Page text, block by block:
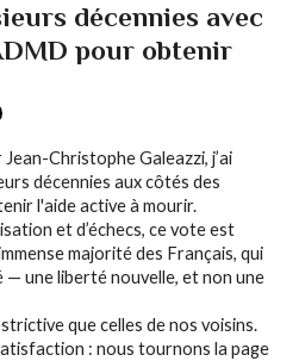
décennies avec
pour obtenir
Christophe Galeazzi, j’ai
décennies aux côtés des
l'aide active à mourir.
et d’échecs, ce vote est
majorité des Français, qui
une liberté nouvelle, et non une
que celles de nos voisins.
: nous tournons la page